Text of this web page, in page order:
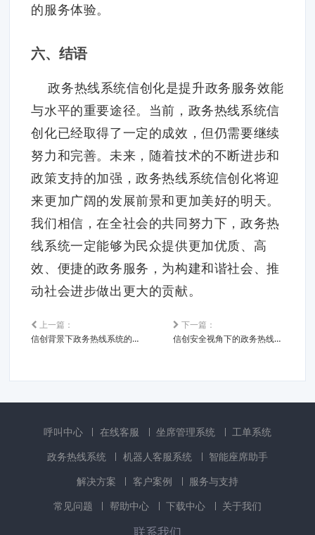
的服务体验。
六、结语
政务热线系统信创化是提升政务服务效能
与水平的重要途径。当前，政务热线系统信
创化已经取得了一定的成效，但仍需要继续
努力和完善。未来，随着技术的不断进步和
政策支持的加强，政务热线系统信创化将迎
来更加广阔的发展前景和更加美好的明天。
我们相信，在全社会的共同努力下，政务热
线系统一定能够为民众提供更加优质、高
效、便捷的政务服务，为构建和谐社会、推
动社会进步做出更大的贡献。
上一篇：
信创背景下政务热线系统的创新发展
下一篇：
信创安全视角下的政务热线系统构建策略
呼叫中心 在线客服 坐席管理系统
工单系统
政务热线系统
机器人客服系统
智能座席助手
解决方案
客户案例
服务与支持
常见问题
帮助中心 下载中心 关于我们